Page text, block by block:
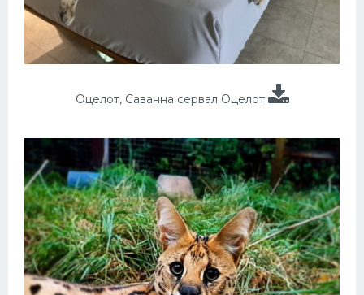
Оцелот, Саванна сервал Оцелот